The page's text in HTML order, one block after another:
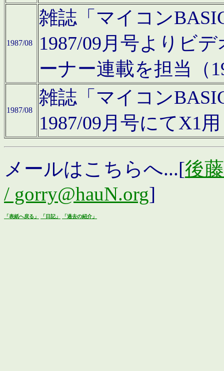
1987/08
雑誌「マイコン
1987/09月号よりビ
ーナー連載を担当（
1987/08
雑誌「マイコン
1987/09月号にてX1
メールはこちらへ...[後
/ gorry@hauN.org]
「表紙へ戻る」 「日記」 「過去の紹介」